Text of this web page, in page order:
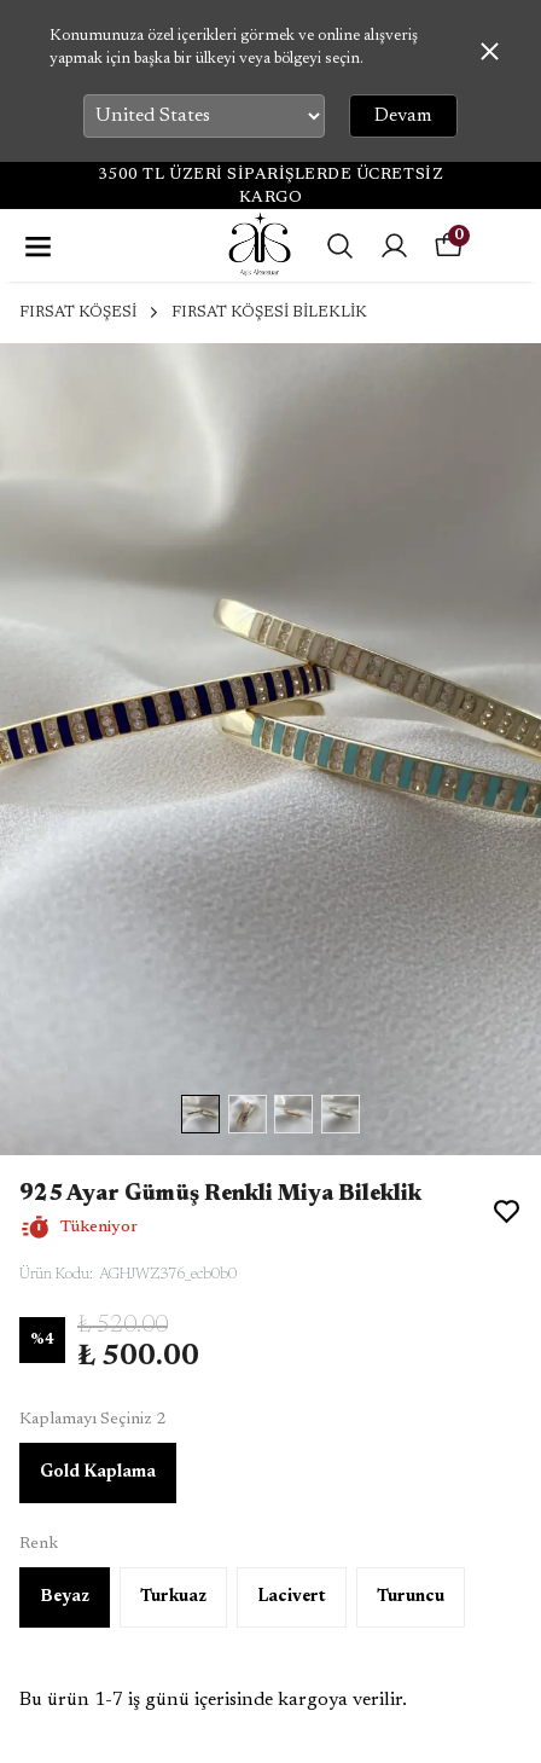
Konumunuza özel içerikleri görmek ve online alışveriş
yapmak için başka bir ülkeyi veya bölgeyi seçin.
Devam
3500 TL ÜZERİ SİPARİŞLERDE ÜCRETSİZ
KARGO
0
FIRSAT KÖŞESİ FIRSAT KÖŞESİ BİLEKLİK
925 Ayar Gümüş Renkli Miya Bileklik
Tükeniyor
Ürün Kodu: AGHJWZ376_ecb0b0
%4
₺ 520.00
₺ 500.00
Kaplamayı Seçiniz 2
Gold Kaplama
Renk
Beyaz Turkuaz Lacivert Turuncu
Bu ürün 1-7 iş günü içerisinde kargoya verilir.